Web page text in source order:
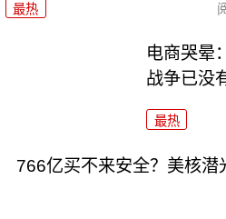
最热
电商哭晕
战争已没
最热
766亿买不来安全？美核潜